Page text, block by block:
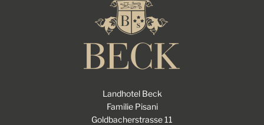
Landhotel Beck
Familie Pisani
Goldbacherstrasse 11